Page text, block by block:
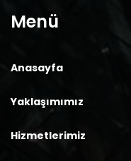
Menü
Anasayfa
Yaklaşımımız
Hizmetlerimiz